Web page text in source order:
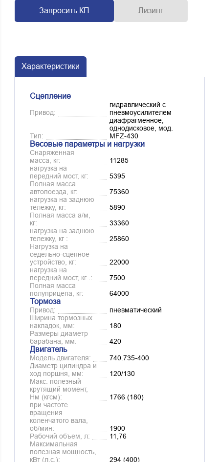
Запросить КП Лизинг
Характеристики
Сцепление
Привод:
гидравлический с
пневмоусилителем
Тип:
диафрагменное,
однодисковое, мод.
MFZ-430
Весовые параметры и нагрузки
Снаряженная
масса, кг:
11285
нагрузка на
передний мост, кг:
5395
Полная масса
автопоезда, кг:
75360
нагрузка на заднюю
тележку, кг:
5890
Полная масса а/м,
кг:
33360
нагрузка на заднюю
тележку, кг :
25860
Нагрузка на
седельно-сцепное
устройство, кг:
22000
нагрузка на
передний мост, кг .:
7500
Полная масса
полуприцепа, кг:
64000
Тормоза
Привод:
пневматический
Ширина тормозных
накладок, мм:
180
Размеры диаметр
барабана, мм:
420
Двигатель
Модель двигателя:
740.735-400
Диаметр цилиндра и
ход поршня, мм:
120/130
Макс. полезный
крутящий момент,
Нм (кгсм):
1766 (180)
при частоте
вращения
коленчатого вала,
об/мин:
1900
Рабочий объем, л:
11,76
Максимальная
полезная мощность,
кВт (л.с.):
294 (400)